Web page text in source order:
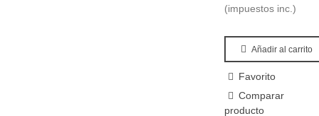
(impuestos inc.)
Añadir al carrito
Favorito
Comparar
producto